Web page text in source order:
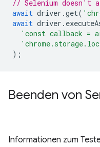
// Selenium doesn't
await driver .get(
await driver .
'const callback =
);
Beenden von
Informationen zum